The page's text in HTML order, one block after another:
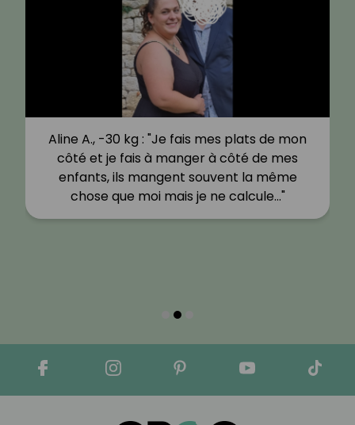
Aline A., -30 kg : "Je fais mes plats de mon
côté et je fais à manger à côté de mes
enfants, ils mangent souvent la même
chose que moi mais je ne calcule…"